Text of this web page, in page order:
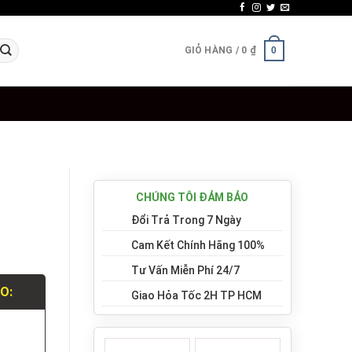
GIỎ HÀNG / 0 ₫ 0
CHÚNG TÔI ĐẢM BẢO
Đổi Trả Trong 7 Ngày
Cam Kết Chính Hãng 100%
Tư Vấn Miễn Phí 24/7
Giao Hỏa Tốc 2H TP HCM